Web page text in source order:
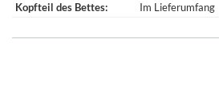
Kopfteil des Bettes
Im Lieferumfang